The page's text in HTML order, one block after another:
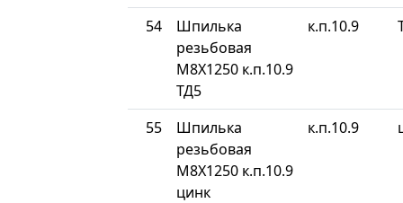
54
Шпилька
резьбовая
М8Х1250 к.п.10.9
ТД5
к.п.10.9
55
Шпилька
резьбовая
М8Х1250 к.п.10.9
цинк
к.п.10.9